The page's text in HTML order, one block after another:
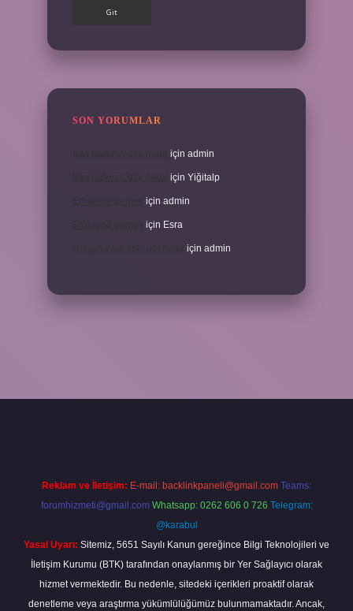
SON YORUMLAR
için admin
için Yiğitalp
Erbah ne demek için admin
Erbah ne demek için Esra
için admin
Reklam ve İletişim: E-mail: backlinkpaneli@gmail.com Teams:
forumhizmeti@gmail.com Whatsapp: 0262 606 0 726 Telegram:
@karabul
Yasal Uyarı: Sitemiz, 5651 Sayılı Kanun gereğince Bilgi Teknolojileri ve
İletişim Kurumu (BTK) tarafından onaylanmış bir Yer Sağlayıcı olarak
hizmet vermektedir. Bu nedenle, sitedeki içerikleri proaktif olarak
denetleme veya araştırma yükümlülüğümüz bulunmamaktadır. Ancak,